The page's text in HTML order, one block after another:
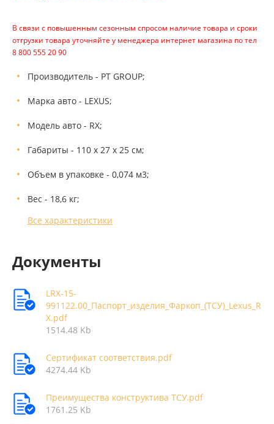
В связи с повышенным сезонным спросом наличие товара и сроки
отгрузки товара уточняйте у менеджера интернет магазина по тел
8 800 555 20 90
Производитель - PT GROUP;
Марка авто - LEXUS;
Модель авто - RX;
Габариты - 110 x 27 x 25 см;
Объем в упаковке - 0,074 м3;
Вес - 18,6 кг;
Все характеристики
Документы
LRX-15-
991122.00_Паспорт_изделия_Фаркоп_(ТСУ)_Lexus_R
X.pdf
1514.48 Kb
Сертификат соответствия.pdf
4274.44 Kb
Преимущества конструктива ТСУ.pdf
1761.25 Kb